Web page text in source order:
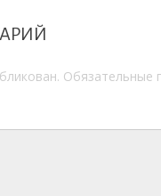
Обязательные